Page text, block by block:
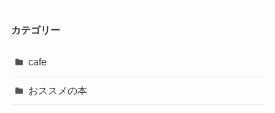
カテゴリー
cafe
おススメの本